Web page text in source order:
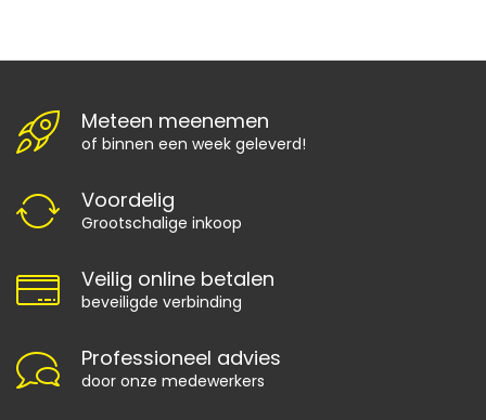
Meteen meenemen
of binnen een week geleverd!
Voordelig
Grootschalige inkoop
Veilig online betalen
beveiligde verbinding
Professioneel advies
door onze medewerkers